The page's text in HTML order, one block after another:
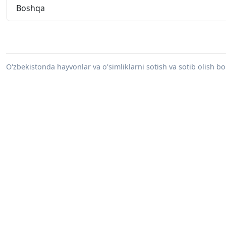
Boshqa
O'zbekistonda hayvonlar va o'simliklarni sotish va sotib olish